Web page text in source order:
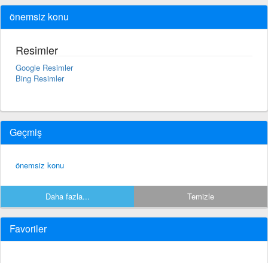
önemsiz konu
Resimler
Google Resimler
Bing Resimler
Geçmiş
önemsiz konu
Daha fazla... Temizle
Favoriler